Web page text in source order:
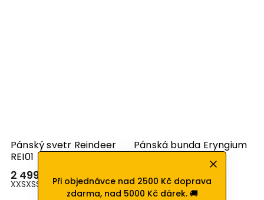
Při objednávce nad 2500 Kč doprava
zdarma, nad 5000 Kč dárek. 🚚
Pánský svetr Reindeer
REI01
2 499 Kč
XXSXSS
Pánská bunda Eryngium
3 499 Kč
MXXL